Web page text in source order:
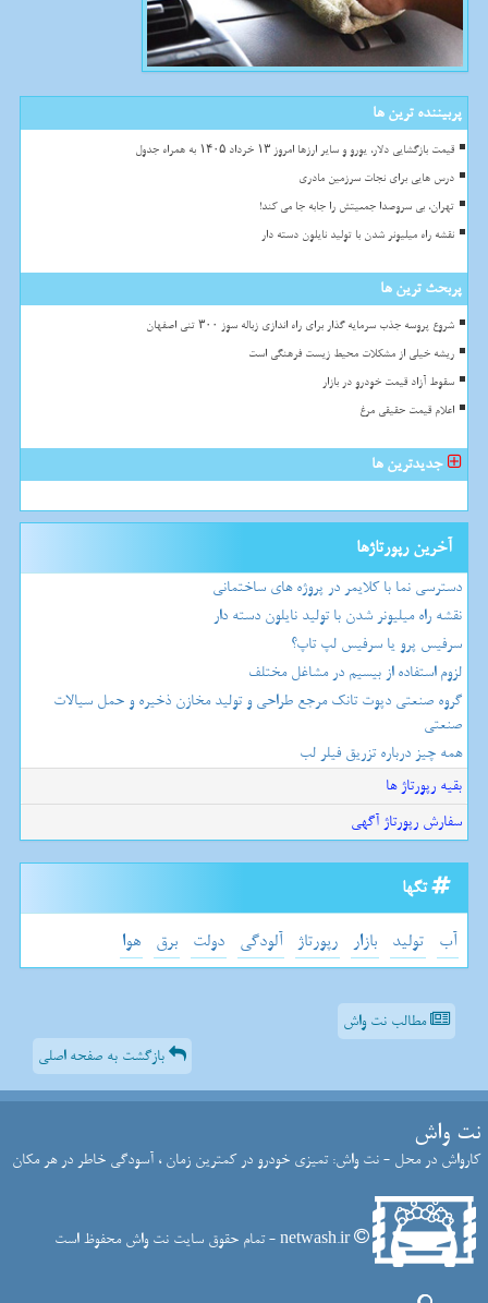
پربیننده ترین ها
قیمت بازگشایی دلار، یورو و سایر ارزها امروز ۱۳ خرداد ۱۴۰۵ به همراه جدول
درس هایی برای نجات سرزمین مادری
تهران، بی سروصدا جمعیتش را جابه جا می کند!
نقشه راه میلیونر شدن با تولید نایلون دسته دار
پربحث ترین ها
شروع پروسه جذب سرمایه گذار برای راه اندازی زباله سوز ۳۰۰ تنی اصفهان
ریشه خیلی از مشکلات محیط زیست فرهنگی است
سقوط آزاد قیمت خودرو در بازار
اعلام قیمت حقیقی مرغ
جدیدترین ها
آخرین رپورتاژها
دسترسی نما با کلایمر در پروژه های ساختمانی
نقشه راه میلیونر شدن با تولید نایلون دسته دار
سرفیس پرو یا سرفیس لپ تاپ؟
لزوم استفاده از بیسیم در مشاغل مختلف
گروه صنعتی دپوت تانک مرجع طراحی و تولید مخازن ذخیره و حمل سیالات
صنعتی
همه چیز درباره تزریق فیلر لب
بقیه رپورتاژ ها
سفارش رپورتاژ آگهی
تگها
آب تولید بازار رپورتاژ آلودگی دولت برق هوا
مطالب نت واش
بازگشت به صفحه اصلی
نت واش
کارواش در محل - نت واش: تمیزی خودرو در کمترین زمان ، آسودگی خاطر در هر مکان
netwash.ir - تمام حقوق سایت نت واش محفوظ است